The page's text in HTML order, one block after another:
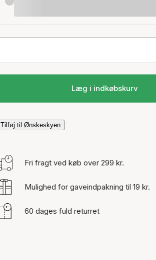
Læg i indkøbskurv
Tilføj til Ønskeskyen
Fri fragt ved køb over 299 kr.
Mulighed for gaveindpakning til 19 kr.
60 dages fuld returret